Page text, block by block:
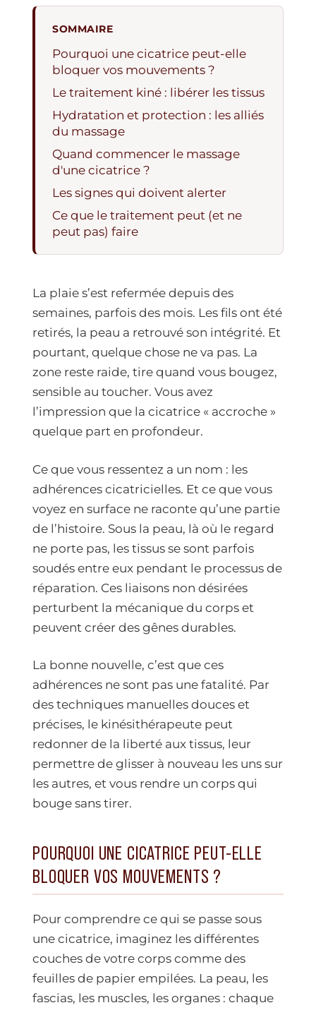
SOMMAIRE
Pourquoi une cicatrice peut-elle
bloquer vos mouvements ?
Le traitement kiné : libérer les tissus
Hydratation et protection : les alliés
du massage
Quand commencer le massage
d'une cicatrice ?
Les signes qui doivent alerter
Ce que le traitement peut (et ne
peut pas) faire
La plaie s’est refermée depuis des
semaines, parfois des mois. Les fils ont été
retirés, la peau a retrouvé son intégrité. Et
pourtant, quelque chose ne va pas. La
zone reste raide, tire quand vous bougez,
sensible au toucher. Vous avez
l’impression que la cicatrice « accroche »
quelque part en profondeur.
Ce que vous ressentez a un nom : les
adhérences cicatricielles. Et ce que vous
voyez en surface ne raconte qu’une partie
de l’histoire. Sous la peau, là où le regard
ne porte pas, les tissus se sont parfois
soudés entre eux pendant le processus de
réparation. Ces liaisons non désirées
perturbent la mécanique du corps et
peuvent créer des gênes durables.
La bonne nouvelle, c’est que ces
adhérences ne sont pas une fatalité. Par
des techniques manuelles douces et
précises, le kinésithérapeute peut
redonner de la liberté aux tissus, leur
permettre de glisser à nouveau les uns sur
les autres, et vous rendre un corps qui
bouge sans tirer.
POURQUOI UNE CICATRICE PEUT-ELLE
BLOQUER VOS MOUVEMENTS ?
Pour comprendre ce qui se passe sous
une cicatrice, imaginez les différentes
couches de votre corps comme des
feuilles de papier empilées. La peau, les
fascias, les muscles, les organes : chaque